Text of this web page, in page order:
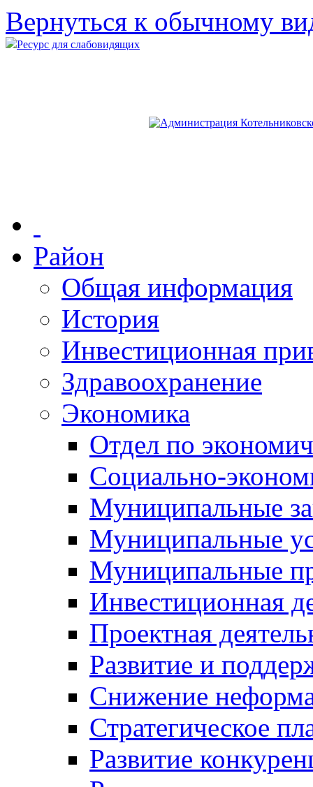
Вернуться к обычному
Ресурс для слабовидящих
Район
Общая информация
История
Инвестиционная
Здравоохранение
Экономика
Отдел по
Социально-
Муниципальные
Муниципальные
Муниципальные
Инвестиционная
Проектная
Развитие и
Снижение
Стратегическое
Развитие